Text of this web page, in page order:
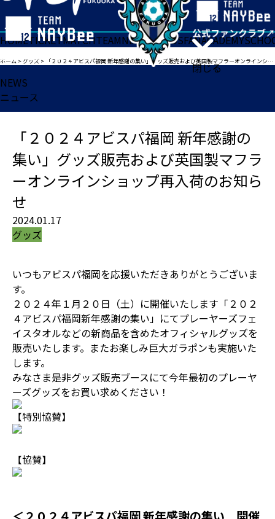
閉じる
HOMETICKETMATCHTEAMNEWSGOODSFANACADEMY
ホーム >グッズ > 「２０２４アビスパ福岡 新年感謝の集い」グッズ販売および英国製マフラーオンラインショップ再入荷のお知らせ
NEWS
ニュース
「２０２４アビスパ福岡 新年感謝の
集い」グッズ販売および英国製マフラ
ーオンラインショップ再入荷のお知ら
せ
2024.01.17
グッズ
いつもアビスパ福岡を応援いただきありがとうございま
す。
２０２４年１月２０日（土）に開催いたします「２０２
４アビスパ福岡新年感謝の集い」にてプレーヤーズフェ
イスタオルなどの新商品を含めたオフィシャルグッズを
販売いたします。またお楽しみ巨大ガラポンも実施いた
します。
みなさま是非グッズ販売ブースにて今年最初のプレーヤ
ーズグッズをお買い求めください！
【特別協賛】
【協賛】